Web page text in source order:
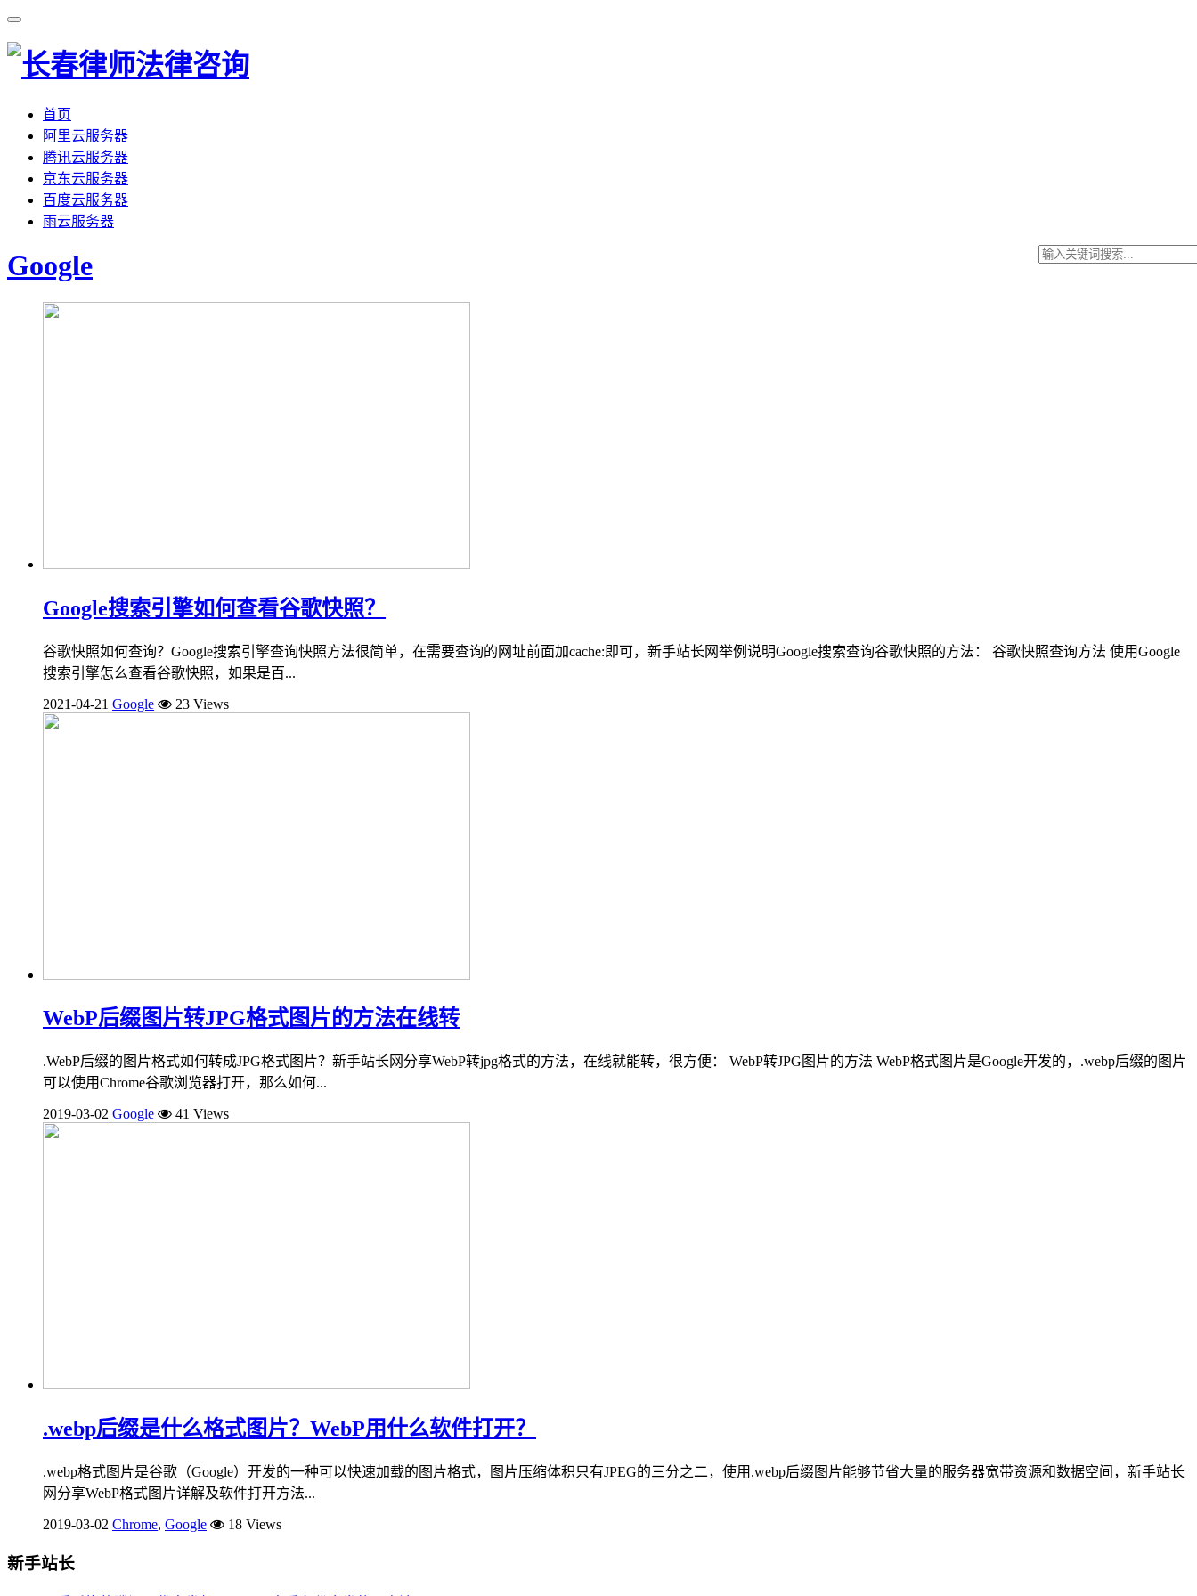
首页
阿里云服务器
腾讯云服务器
京东云服务器
百度云服务器
雨云服务器
Google
Google搜索引擎如何查看谷歌快照？
谷歌快照如何查询？Google搜索引擎查询快照方法很简单，在需要查询的网址前面加cache:即可，新手站长网举例说明Google搜索查询谷歌快照的方法： 谷歌快照查询方法 使用Google
搜索引擎怎么查看谷歌快照，如果是百...
2021-04-21 Google 23 Views
WebP后缀图片转JPG格式图片的方法在线转
.WebP后缀的图片格式如何转成JPG格式图片？新手站长网分享WebP转jpg格式的方法，在线就能转，很方便： WebP转JPG图片的方法 WebP格式图片是Google开发的，.webp后缀的图片
可以使用Chrome谷歌浏览器打开，那么如何...
2019-03-02 Google 41 Views
.webp后缀是什么格式图片？WebP用什么软件打开？
.webp格式图片是谷歌（Google）开发的一种可以快速加载的图片格式，图片压缩体积只有JPEG的三分之二，使用.webp后缀图片能够节省大量的服务器宽带资源和数据空间，新手站长
网分享WebP格式图片详解及软件打开方法...
2019-03-02 Chrome, Google 18 Views
新手站长